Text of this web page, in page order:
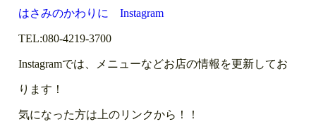
はさみのかわりに Instagram
TEL:080-4219-3700
Instagramでは、メニューなどお店の情報を更新してお
ります！
気になった方は上のリンクから！！